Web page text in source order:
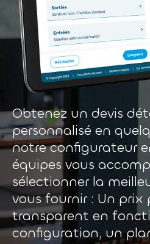
Obtenez un devis
personnalisé en
notre configurateur
équipes vous
sélectionner la
vous fournir : Un prix
transparent en
configuration, un